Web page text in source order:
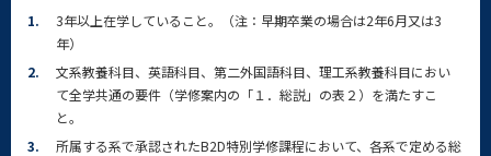
1.
3年以上在学していること。（注：早期卒業の場合は2年6月又は3
年）
2.
文系教養科目、英語科目、第二外国語科目、理工系教養科目におい
て全学共通の要件（学修案内の「１．総説」の表２）を満たすこ
と。
3.
所属する系で承認されたB2D特別学修課程において、各系で定める総